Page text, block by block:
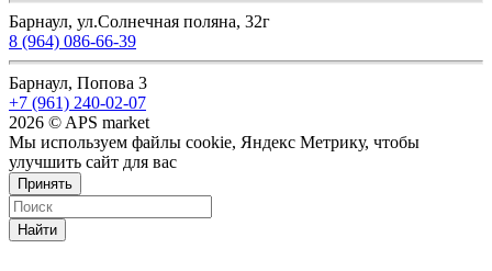
Барнаул, ул.Солнечная поляна, 32г
8 (964) 086-66-39
Барнаул, Попова 3
+7 (961) 240-02-07
2026 © APS market
Мы используем файлы cookie, Яндекс Метрику, чтобы
улучшить сайт для вас
Принять
Найти